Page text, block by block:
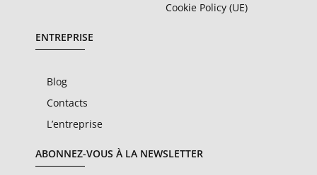
Cookie Policy (UE)
ENTREPRISE
Blog
Contacts
L’entreprise
ABONNEZ-VOUS À LA NEWSLETTER